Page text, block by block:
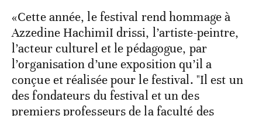
«Cette année, le festival rend hommage à
Azzedine HachimiI drissi, l’artiste-peintre,
l’acteur culturel et le pédagogue, par
l’organisation d’une exposition qu’il a
conçue et réalisée pour le festival. "Il est un
des fondateurs du festival et un des
premiers professeurs de la faculté des